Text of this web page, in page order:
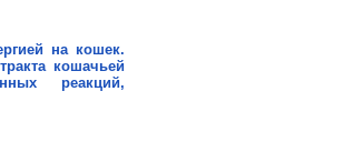
на кошек.
кошачьей
реакций,